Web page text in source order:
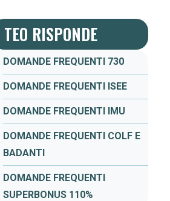
TEO RISPONDE
DOMANDE FREQUENTI 730
DOMANDE FREQUENTI ISEE
DOMANDE FREQUENTI IMU
DOMANDE FREQUENTI COLF E
BADANTI
DOMANDE FREQUENTI
SUPERBONUS 110%